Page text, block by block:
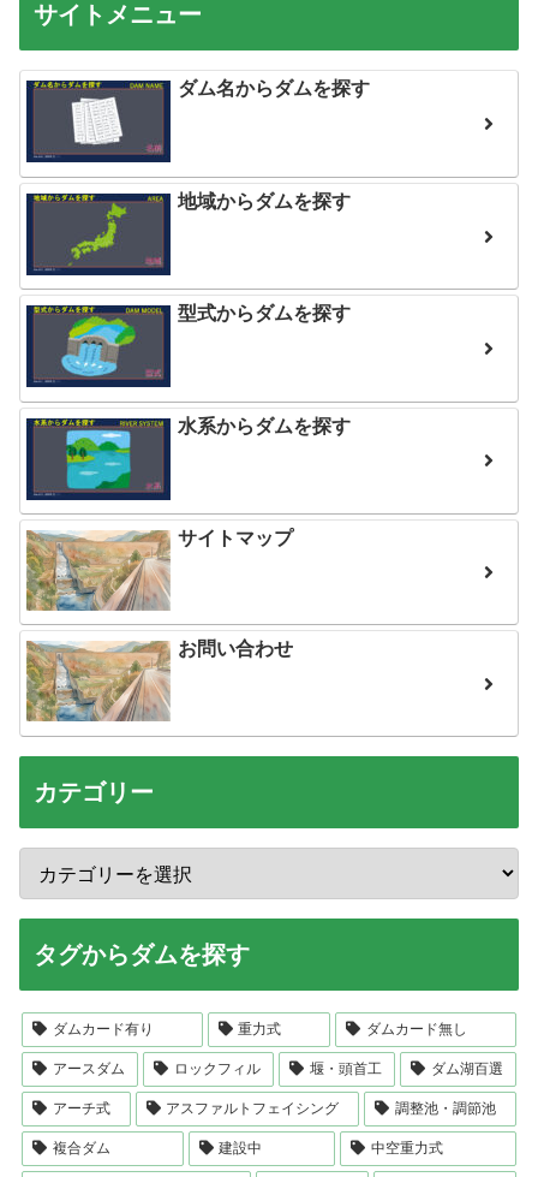
サイトメニュー
ダム名からダムを探す
地域からダムを探す
型式からダムを探す
水系からダムを探す
サイトマップ
お問い合わせ
カテゴリー
タグからダムを探す
ダムカード有り 重力式 ダムカード無し
アースダム ロックフィル 堰・頭首工 ダム湖百選
アーチ式 アスファルトフェイシング 調整池・調節池
複合ダム 建設中 中空重力式